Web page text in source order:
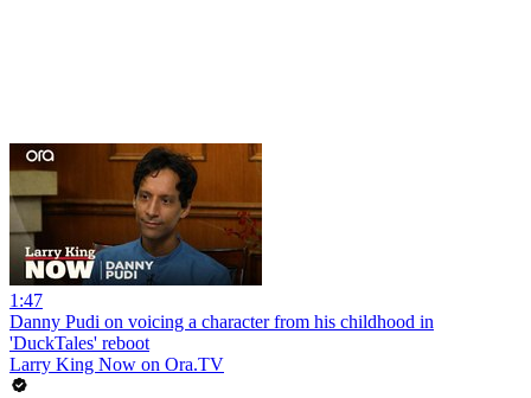
1:47
Danny Pudi on voicing a character from his childhood in
'DuckTales' reboot
Larry King Now on Ora.TV